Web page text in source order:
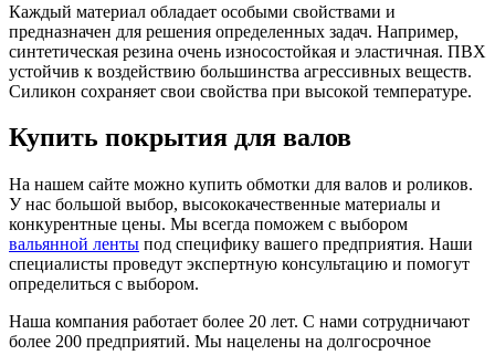
Каждый материал обладает особыми свойствами и
предназначен для решения определенных задач. Например,
синтетическая резина очень износостойкая и эластичная. ПВХ
устойчив к воздействию большинства агрессивных веществ.
Силикон сохраняет свои свойства при высокой температуре.
Купить покрытия для валов
На нашем сайте можно купить обмотки для валов и роликов.
У нас большой выбор, высококачественные материалы и
конкурентные цены. Мы всегда поможем с выбором
вальянной ленты под специфику вашего предприятия. Наши
специалисты проведут экспертную консультацию и помогут
определиться с выбором.
Наша компания работает более 20 лет. С нами сотрудничают
более 200 предприятий. Мы нацелены на долгосрочное